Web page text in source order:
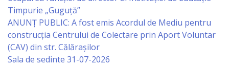
Consiliului
Consilieri
Timpurie „Guguță”
ANUNȚ PUBLIC: A fost emis Acordul de Mediu pentru
construcția Centrului de Colectare prin Aport Voluntar
(CAV) din str. Călărașilor
Sala de sedinte 31-07-2026